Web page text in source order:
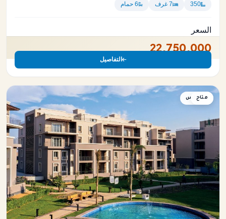
350 7 غرف 6 حمام
السعر
22,750,000
التفاصيل
دوبلكس
متاح